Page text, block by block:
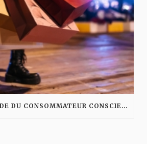
LA GRANDE PARADE DU CONSOMMATEUR CONSCIENT